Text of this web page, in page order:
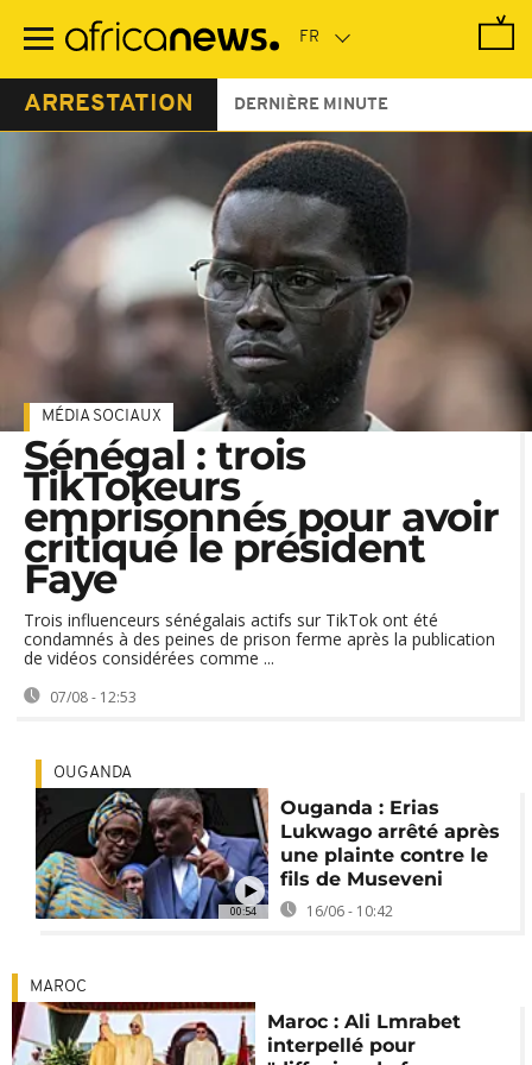
contenu
ARRESTATION DERNIÈRE MINUTE
MÉDIA SOCIAUX
Sénégal : trois
TikTokeurs
emprisonnés pour avoir
critiqué le président
Faye
Trois influenceurs sénégalais actifs sur TikTok ont été
condamnés à des peines de prison ferme après la publication
de vidéos considérées comme ...
07/08 - 12:53
00:54
OUGANDA
Ouganda : Erias
Lukwago arrêté après
une plainte contre le
fils de Museveni
16/06 - 10:42
MAROC
Maroc : Ali Lmrabet
interpellé pour